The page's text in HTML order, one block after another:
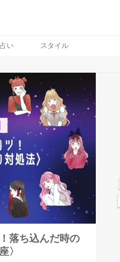
占い スタイル
落ち込んだ時の
〉